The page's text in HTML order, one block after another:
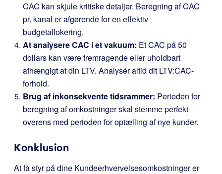
CAC kan skjule kritiske detaljer. Beregning af CAC
pr. kanal er afgørende for en effektiv
budgetallokering.
At analysere CAC i et vakuum: Et CAC på 50
dollars kan være fremragende eller uholdbart
afhængigt af din LTV. Analysér altid dit LTV:CAC-
forhold.
Brug af inkonsekvente tidsrammer: Perioden for
beregning af omkostninger skal stemme perfekt
overens med perioden for optælling af nye kunder.
Konklusion
At få styr på dine Kundeerhvervelsesomkostninger er